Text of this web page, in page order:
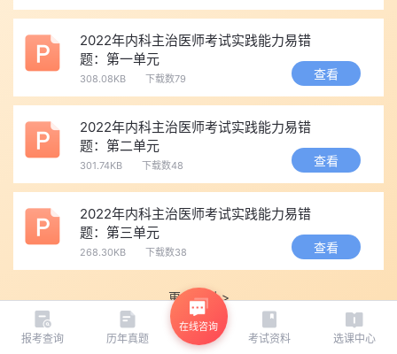
2022年内科主治医师考试实践能力易错
题：第一单元
308.08KB 下载数79 查看
2022年内科主治医师考试实践能力易错
题：第二单元
301.74KB 下载数48 查看
2022年内科主治医师考试实践能力易错
题：第三单元
268.30KB 下载数38 查看
更多资料 >
报考查询 历年真题
在线咨询
考试资料 选课中心